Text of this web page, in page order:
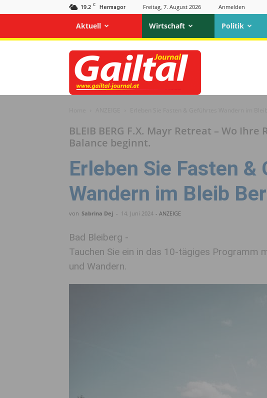
19.2 C Hermagor Freitag, 7. August 2026 Anmelden
Aktuell Wirtschaft Politik
Gailtal
Journal
BLEIB BERG F.X. Mayr Retreat – Wo
Balance beginnt.
Erleben Sie Fasten &
Wandern im Bleib
von Sabrina Dej - 14. Juni 2024 - ANZEIGE
Bad Bleiberg -
Tauchen Sie ein in das 10-tägiges Programm
und Wandern.